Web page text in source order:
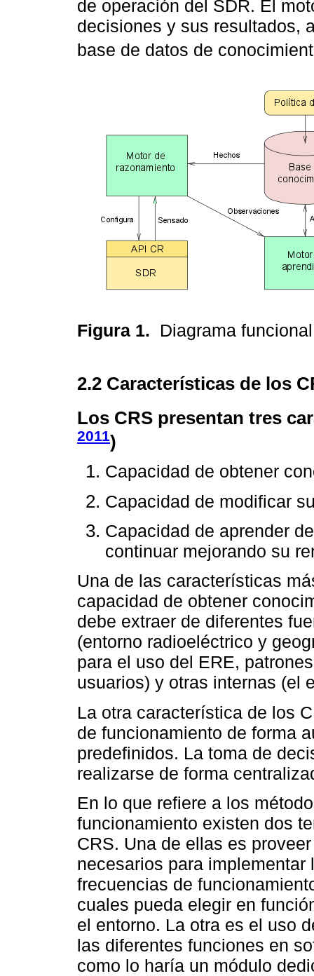
de operación del SDR. El
decisiones y sus resultados,
base de datos de
Figura 1. Diagrama
2.2 Características de los
Los CRS presentan tres
2011)
Capacidad de obtener
Capacidad de modificar
Capacidad de aprender
continuar mejorando su
Una de las características
capacidad de obtener
debe extraer de diferentes
(entorno radioeléctrico y
para el uso del ERE,
usuarios) y otras internas (el
La otra característica de los
de funcionamiento de forma
predefinidos. La toma de
realizarse de forma
En lo que refiere a los
funcionamiento existen dos
CRS. Una de ellas es
necesarios para
frecuencias de
cuales pueda elegir en
el entorno. La otra es el uso
las diferentes funciones en
como lo haría un módulo